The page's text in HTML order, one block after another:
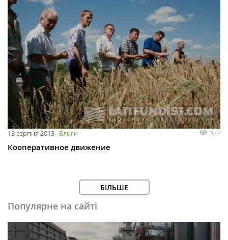
13 серпня 2013 Блоги 977
Кооперативное движение
БІЛЬШЕ
Популярне на сайті